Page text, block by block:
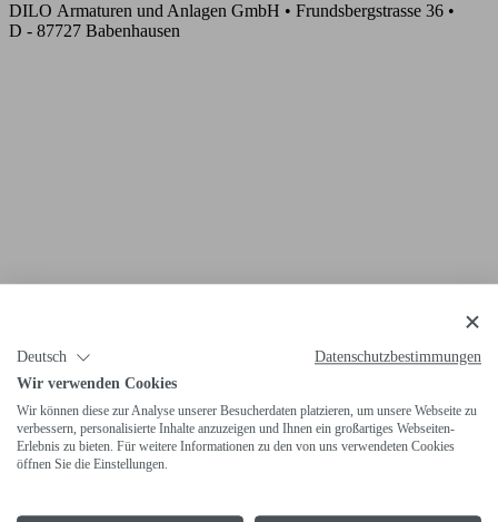
DILO Armaturen und Anlagen GmbH • Frundsbergstrasse 36 •
D - 87727 Babenhausen
Deutsch
Datenschutzbestimmungen
Wir verwenden Cookies
Wir können diese zur Analyse unserer Besucherdaten platzieren, um unsere Webseite zu
verbessern, personalisierte Inhalte anzuzeigen und Ihnen ein großartiges Webseiten-
Erlebnis zu bieten. Für weitere Informationen zu den von uns verwendeten Cookies
öffnen Sie die Einstellungen.